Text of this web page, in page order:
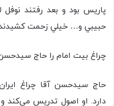
پاريس بود و بعد رفتند
حبيبي و… خيلي زحمت
چراغ بيت امام را حاج
حاج سیدحسن آقا چراغ